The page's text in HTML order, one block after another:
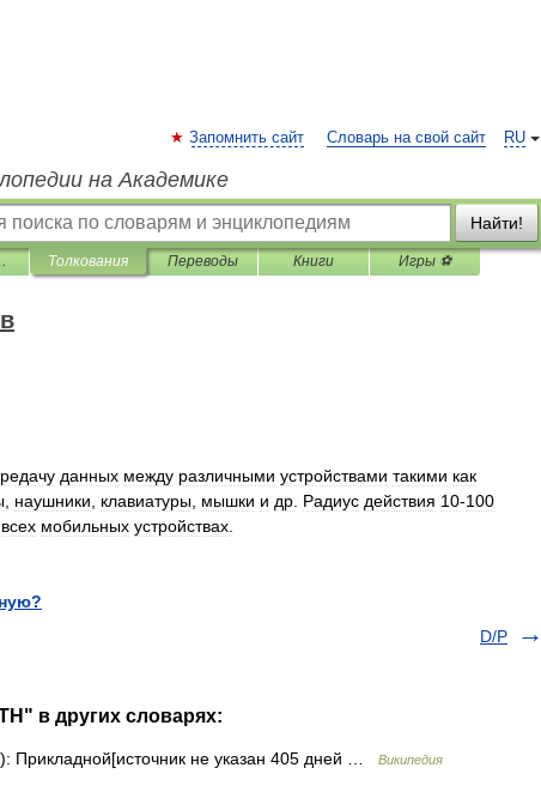
RU
Запомнить сайт Словарь на свой сайт
на Академике
Найти!
Толкования Переводы Книги Игры ⚽
данных между различными устройствами такими как
наушники клавиатуры мышки и др Радиус действия 10-100
всех мобильных устройствах
D/P
в других словарях:
Прикладной[источник не указан 405 дней … Википедия